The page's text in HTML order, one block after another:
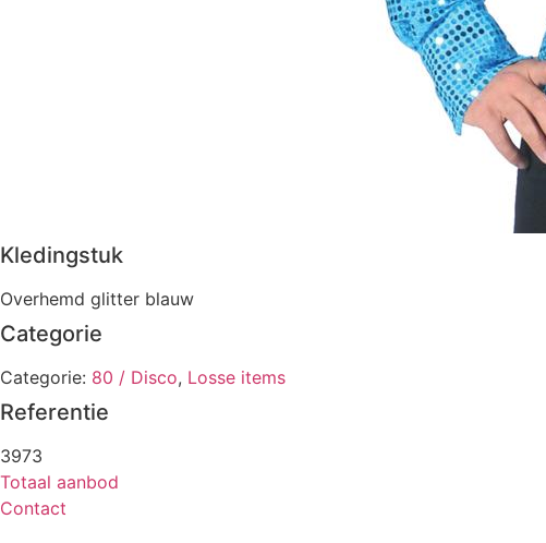
Kledingstuk
Overhemd glitter blauw
Categorie
Categorie: 80 / Disco, Losse items
Referentie
3973
Totaal aanbod
Contact